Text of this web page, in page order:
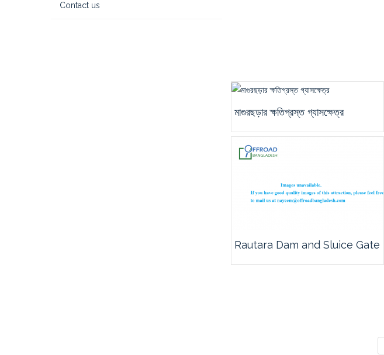
Contact us
মাগুরছড়ার ক্ষতিগ্রস্ত গ্যাসক্ষেত্র
Rautara Dam and Sluice Gate